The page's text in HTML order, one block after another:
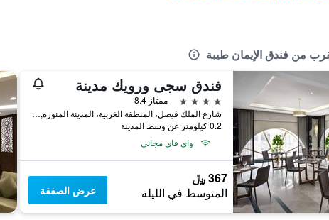
من فندق الإيمان طيبة
فندق سجى ورويك مدينة
4 نجوم
ممتاز 8.4
شارع الملك فيصل، المنطقة الغربية، المدينة المنوره, المدينة المنورة, المملكة العربية السعودية
0.2 كيلومتر عن وسط المدينة
واي فاي مجاني
367 ﷼
المتوسط في الليلة عرض الصفقة